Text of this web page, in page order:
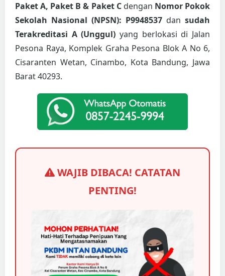
Paket A, Paket B & Paket Cdengan Nomor Pokok
Sekolah Nasional (NPSN): P9948537 dan sudah
Terakreditasi A (Unggul) yang berlokasi di Jalan
Pesona Raya, Komplek Graha Pesona Blok A No 6,
Cisaranten Wetan, Cinambo, Kota Bandung, Jawa
Barat 40293.
WAJIB DIBACA! CATATAN
PENTING!